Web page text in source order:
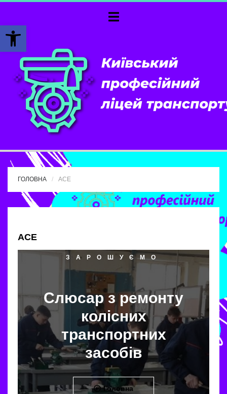
Відкрити Панель інструментів
ГОЛОВНА АСЕ
АСЕ
ЗАРОШУЄМО
Слюсар з ремонту
колісних
транспортних
засобів
Головна